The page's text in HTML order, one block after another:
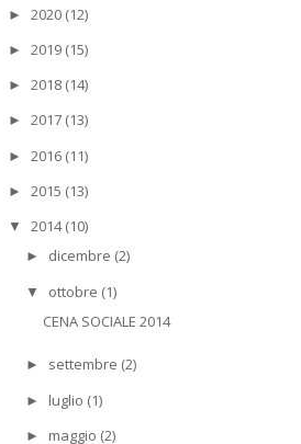
► 2020 (12)
► 2019 (15)
► 2018 (14)
► 2017 (13)
► 2016 (11)
► 2015 (13)
▼ 2014(10)
► dicembre (2)
▼ ottobre (1)
CENA SOCIALE 2014
► settembre (2)
► luglio (1)
► maggio (2)